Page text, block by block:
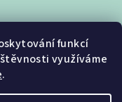
funkcí
využíváme
.